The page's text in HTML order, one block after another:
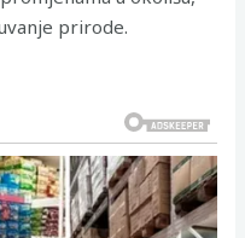
prirode.